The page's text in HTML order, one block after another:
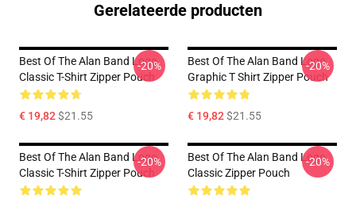
Gerelateerde producten
Best Of The Alan Band Logo
Classic T-Shirt Zipper Pouch
€ 19,82$21.55
-20%
Best Of The Alan Band Logo
Graphic T Shirt Zipper Pouch
€ 19,82$21.55
-20%
Best Of The Alan Band Logo
Classic T-Shirt Zipper Pouch
-20%
Best Of The Alan Band Logo
Classic Zipper Pouch
-20%